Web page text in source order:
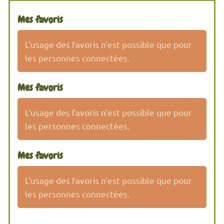
Mes favoris
L'usage des favoris n'est possible que pour
les personnes connectées.
Mes favoris
L'usage des favoris n'est possible que pour
les personnes connectées.
Mes favoris
L'usage des favoris n'est possible que pour
les personnes connectées.